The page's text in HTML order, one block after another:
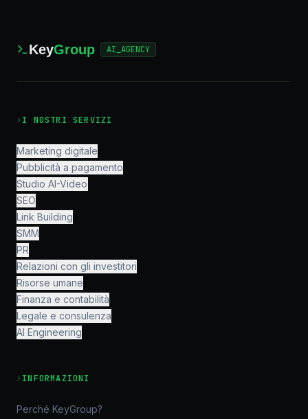
KeyGroup AI_AGENCY
› I NOSTRI SERVIZI
Marketing digitale
Pubblicità a pagamento
Studio AI-Video
SEO
Link Building
SMM
PR
Relazioni con gli investitori
Risorse umane
Finanza e contabilità
Legale e consulenza
AI Engineering
› INFORMAZIONI
Perché KeyGroup?